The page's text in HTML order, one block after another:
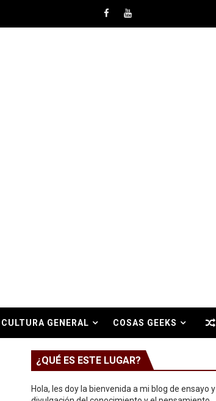
CULTURA GENERAL COSAS GEEKS
¿QUÉ ES ESTE LUGAR?
Hola, les doy la bienvenida a mi blog de ensayo y